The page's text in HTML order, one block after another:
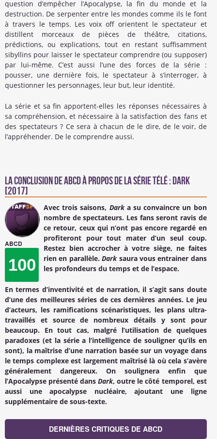
question d’empêcher l’Apocalypse, la fin du monde et la
destruction. De serpenter entre les mondes comme ils le font
à travers le temps. Les voix off orientent le spectateur et
distillent morceaux de pièces de théâtre, citations,
prédictions, ou explications, tout en restant suffisamment
sibyllins pour laisser le spectateur comprendre (ou supposer)
par lui-même. C’est aussi l’une des forces de la série :
pousser, une dernière fois, le spectateur à s’interroger, à
questionner les personnages, leur but, leur identité.
La série et sa fin apportent-elles les réponses nécessaires à
sa compréhension, et nécessaire à la satisfaction des fans et
des spectateurs ? Ce sera à chacun de le dire, de le voir, de
l’appréhender. De le comprendre aussi.
La conclusion deABCDà propos de la Série Télé : Dark
[2017]
ABCD
100
Avec trois saisons, Darka su convaincre un bon
nombre de spectateurs. Les fans seront ravis de
ce retour, ceux qui n’ont pas encore regardé en
profiteront pour tout mater d’un seul coup.
Restez bien accrocher à votre siège, ne faites
rien en parallèle.Dark saura vous entrainer dans
les profondeurs du temps et de l’espace.
En termes d’inventivité et de narration, il s’agit sans doute
d’une des meilleures séries de ces dernières années. Le jeu
d’acteurs, les ramifications scénaristiques, les plans ultra-
travaillés et source de nombreux détails y sont pour
beaucoup. En tout cas, malgré l’utilisation de quelques
paradoxes (et la série a l’intelligence de souligner qu’ils en
sont), la maîtrise d’une narration basée sur un voyage dans
le temps complexe est largement maîtrisé là où cela s’avère
généralement dangereux. On soulignera enfin que
l’Apocalypse présenté dansDark, outre le côté temporel, est
aussi une apocalypse nucléaire, ajoutant une ligne
supplémentaire de sous-texte.
DERNIÈRES CRITIQUES DE ABCD